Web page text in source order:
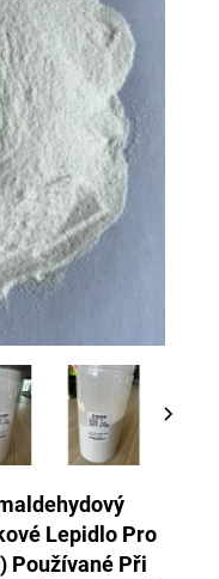
Lepidlo Pro
Používané Při